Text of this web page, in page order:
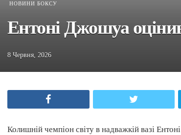
НОВИНИ БОКСУ
Ентоні Джошуа
8 Червня, 2026
Колишній чемпіон світу в надважкій вазі